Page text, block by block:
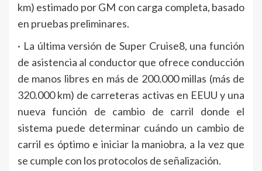
km) estimado por GM con carga completa, basado
en pruebas preliminares.
· La última versión de Super Cruise8, una función
de asistencia al conductor que ofrece conducción
de manos libres en más de 200.000 millas (más de
320.000 km) de carreteras activas en EEUU y una
nueva función de cambio de carril donde el
sistema puede determinar cuándo un cambio de
carril es óptimo e iniciar la maniobra, a la vez que
se cumple con los protocolos de señalización.